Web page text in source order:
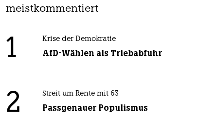
meistkommentiert
1 Krise der Demokratie
AfD-Wählen als Triebabfuhr
2 Streit um Rente mit 63
Passgenauer Populismus